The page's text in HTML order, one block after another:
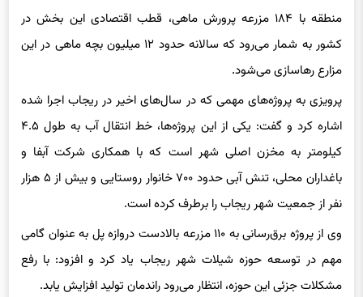
منطقه با ۱۸۴ مزرعه پرورش ماهی، قطب اقتصادی این بخش در
کشور به شمار می‌رود که سالانه حدود ۱۲ میلیون بچه ماهی در این
مزارع رهاسازی می‌شود.
پرویزی به پروژه‌های مهمی که در سال‌های اخیر در ریجاب اجرا شده
اشاره کرد و گفت: یکی از این پروژه‌ها، خط انتقال آب به طول ۴.۵
کیلومتر به مخزن اصلی شهر است که با همکاری شرکت آبفا و
باغداران محلی، تنش آبی حدود ۷۰۰ خانوار روستایی و بیش از ۵ هزار
نفر از جمعیت شهر ریجاب را برطرف کرده است.
وی از پروژه برق‌رسانی به ۱۱۰ مزرعه بالادست دروازه پل به عنوان گامی
مهم در توسعه حوزه شیلات شهر ریجاب یاد کرد و افزود: با رفع
مشکلات جزئی این حوزه، انتظار می‌رود راندمان تولید افزایش یابد.